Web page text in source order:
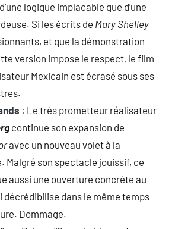
logique implacable que d’une
Si les écrits de Mary Shelley
et que la démonstration
version impose le respect, le film
Mexicain est écrasé sous ses
: Le très prometteur réalisateur
continue son expansion de
avec un nouveau volet à la
Malgré son spectacle jouissif, ce
aussi une ouverture concrète au
décrédibilise dans le même temps
Dommage.